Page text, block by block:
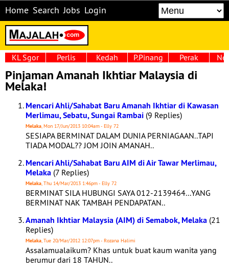
Home Search Jobs Login
KL Sgor Perlis Kedah P.Pinang Perak
Pinjaman Amanah Ikhtiar Malaysia di
Melaka!
Mencari Ahli/Sahabat Baru Amanah Ikhtiar di Kawasan
Merlimau, Sebatu, Sungai Rambai (9 Replies)
Melaka, Mon 17/Jun/2013 10:04am - Elly 72
SESIAPA BERMINAT DALAM DUNIA PERNIAGAAN..TAPI
TIADA MODAL?? JOM JOIN AMANAH..
Mencari Ahli/Sahabat Baru AIM di Air Tawar Merlimau,
Melaka (7 Replies)
Melaka, Thu 14/Mar/2013 1:46pm - Elly 72
BERMINAT SILA HUBUNGI SAYA 012-2139464...YANG
BERMINAT NAK TAMBAH PENDAPATAN..
Amanah Ikhtiar Malaysia (AIM) di Semabok, Melaka (21
Replies)
Melaka, Tue 20/Mar/2012 12:07pm - Rozana Halimi
Assalamualaikum? Khas untuk buat kaum wanita yang
berumur dari 18 TAHUN..